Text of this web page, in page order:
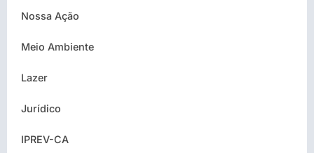
Nossa Ação
Meio Ambiente
Lazer
Jurídico
IPREV-CA